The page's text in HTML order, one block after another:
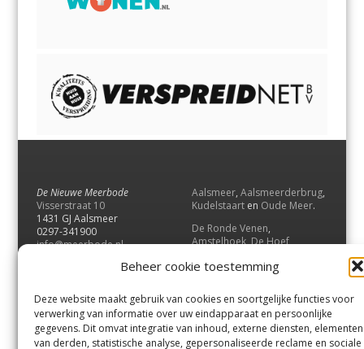
Beheer cookie toestemming
Deze website maakt gebruik van cookies en soortgelijke functies voor
verwerking van informatie over uw eindapparaat en persoonlijke
gegevens. Dit omvat integratie van inhoud, externe diensten, elementen
van derden, statistische analyse, gepersonaliseerde reclame en sociale
De Nieuwe Meerbode
Visserstraat 10
1431 GJ Aalsmeer
0297-341900
info@meerbode.nl
Aalsmeer, Aalsmeerderbrug,
Kudelstaart en Oude Meer.
De Ronde Venen,
Amstelhoek,De Hoef,
Vrouwenakker,Waverveen
UithoornenDe Kwakel.